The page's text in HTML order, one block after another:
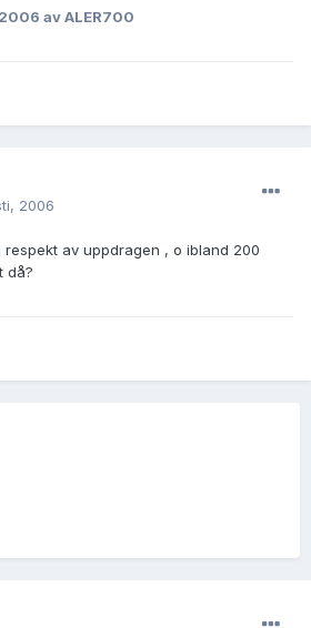
av ALER700
2006
av uppdragen , o ibland 200
då?